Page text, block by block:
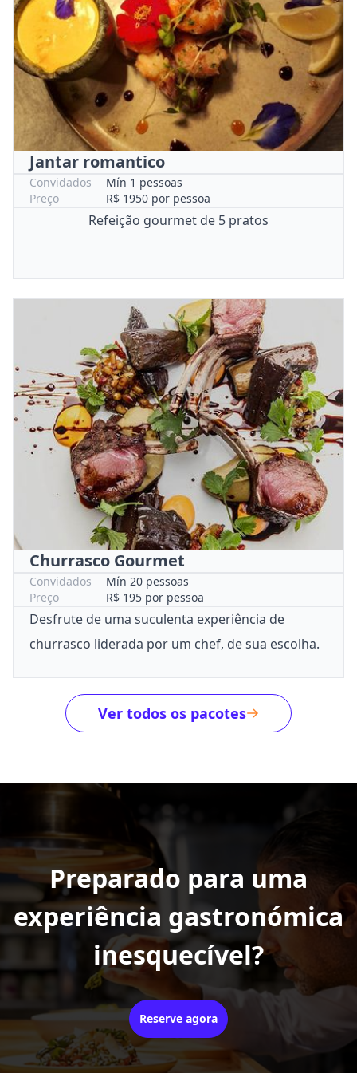
Jantar romantico
Convidados
Mín 1 pessoas
Preço
R$ 1950 por pessoa
Refeição gourmet de 5 pratos
Churrasco Gourmet
Convidados
Mín 20 pessoas
Preço
R$ 195 por pessoa
Desfrute de uma suculenta experiência de
churrasco liderada por um chef, de sua escolha.
Ver todos os pacotes
Preparado para uma
experiência gastronómica
inesquecível?
Reserve agora